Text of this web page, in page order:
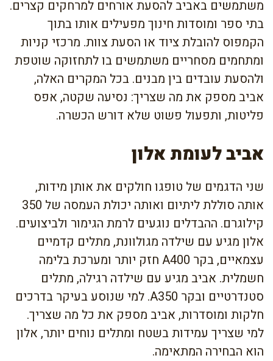
משתמשים באביב להסעת אורחים למרחקים קצרים.
בתי ספר ומוסדות חינוך מפעילים אותו בתוך
הקמפוס להובלת ציוד או הסעת צוות. מרכזי קניות
ומתחמים מסחריים משתמשים בו לתחזוקה שוטפת
ולהסעת עובדים בין מבנים. בכל המקרים האלה,
אביב מספק את מה שצריך: נסיעה שקטה, אפס
פליטות, ותפעול פשוט שלא דורש הכשרה.
אביב לעומת אלון
שני הדגמים של טופגו חולקים את אותן מידות,
אותה סוללת ליתיום ואותה יכולת העמסה של 350
קילוגרם. ההבדלים נוגעים לרמת הגימור ולביצועים.
אלון מגיע עם שילדה מגולוונת, מתלים קדמיים
עצמאיים, בקר A400 חזק יותר ומערכת בלימה
חשמלית. אביב מגיע עם שילדה רגילה, מתלים
סטנדרטיים ובקר A350. למי שנוסע בעיקר בדרכים
חלקות ומוסדרות, אביב מספק את כל מה שצריך.
למי שצריך עמידות בשטח ומתלים נוחים יותר, אלון
הוא הבחירה המתאימה.